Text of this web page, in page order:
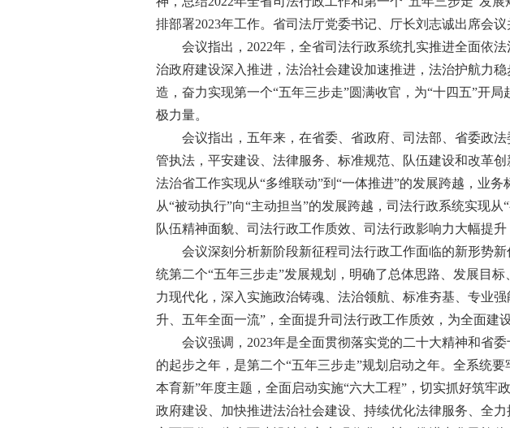
排部署2023年工作。省司法厅党委书记、厅长刘志诚出席会议
会议指出，2022年，全省司法行政系统扎实推进全面依法
治政府建设深入推进，法治社会建设加速推进，法治护航力
造，奋力实现第一个“五年三步走”圆满收官，为“十四五”开
极力量。
会议指出，五年来，在省委、省政府、司法部、省委政法
管执法，平安建设、法律服务、标准规范、队伍建设和改革
法治省工作实现从“多维联动”到“一体推进”的发展跨越，业
从“被动执行”向“主动担当”的发展跨越，司法行政系统实现
队伍精神面貌、司法行政工作质效、司法行政影响力大幅提
会议深刻分析新阶段新征程司法行政工作面临的新形势新
统第二个“五年三步走”发展规划，明确了总体思路、发展目
力现代化，深入实施政治铸魂、法治领航、标准夯基、专业
升、五年全面一流”，全面提升司法行政工作质效，为全面建
会议强调，2023年是全面贯彻落实党的二十大精神和省委
的起步之年，是第二个“五年三步走”规划启动之年。全系统
本育新”年度主题，全面启动实施“六大工程”，切实抓好筑
政府建设、加快推进法治社会建设、持续优化法律服务、全